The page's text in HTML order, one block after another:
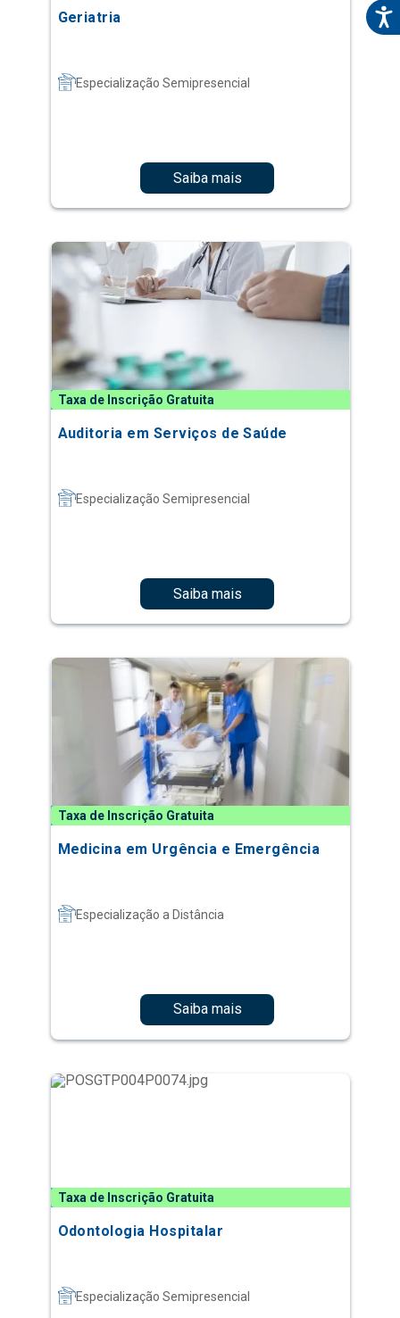
Geriatria
Especialização Semipresencial
Saiba mais
Taxa de Inscrição Gratuita
Auditoria em Serviços de Saúde
Especialização Semipresencial
Saiba mais
Taxa de Inscrição Gratuita
Medicina em Urgência e Emergência
Especialização a Distância
Saiba mais
Taxa de Inscrição Gratuita
Odontologia Hospitalar
Especialização Semipresencial